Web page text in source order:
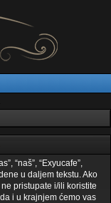
“naš”, “Exyucafe”,
u daljem tekstu. Ako
pristupate i/ili koristite
i u krajnjem ćemo vas